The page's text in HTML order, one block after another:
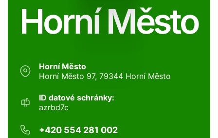
Horní Město
Horní Město
Horní Město 97, 79344 Horní Město
ID datové schránky:
azrbd7c
+420 554 281 002